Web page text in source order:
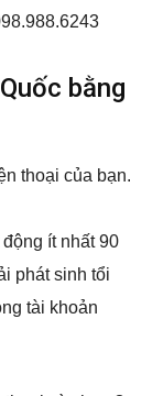
bằng
thoại của bạn.
ít nhất 90
phát sinh tổi
tài khoản